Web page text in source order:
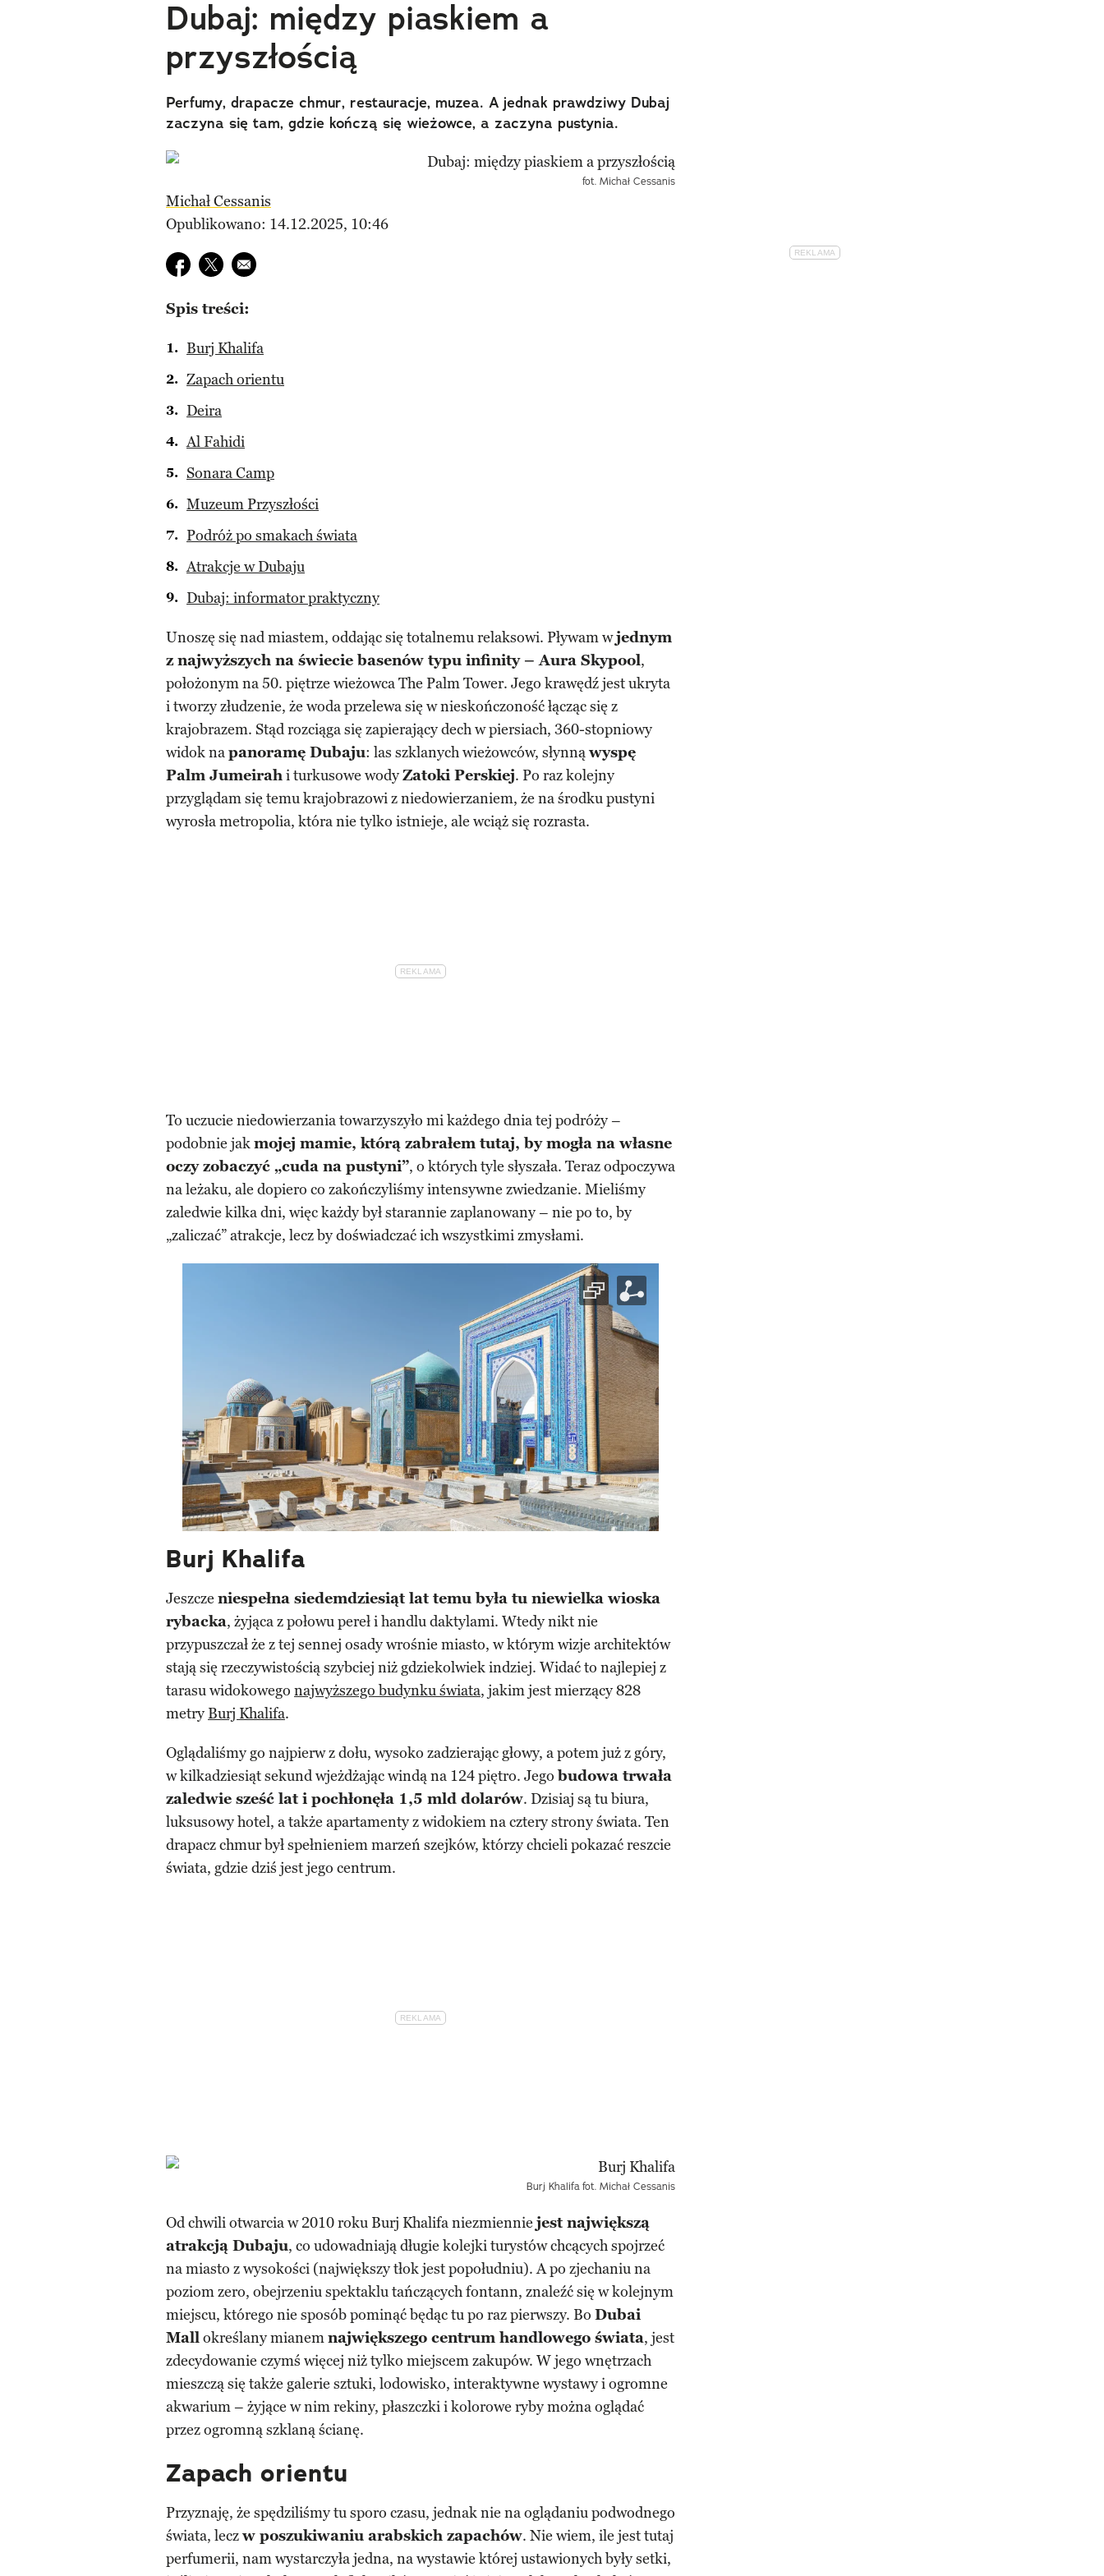
Dubaj: między piaskiem a
przyszłością
Perfumy, drapacze chmur, restauracje, muzea. A jednak prawdziwy Dubaj
zaczyna się tam, gdzie kończą się wieżowce, a zaczyna pustynia.
fot. Michał Cessanis
Michał Cessanis
Opublikowano: 14.12.2025, 10:46
Udostępnij na facebook
Udostępnij na twitter
E-mail do przyjaciela
Spis treści:
Burj Khalifa
Zapach orientu
Deira
Al Fahidi
Sonara Camp
Muzeum Przyszłości
Podróż po smakach świata
Atrakcje w Dubaju
Dubaj: informator praktyczny
Unoszę się nad miastem, oddając się totalnemu relaksowi. Pływam wjednym
z najwyższych na świecie basenów typu infinity – Aura Skypool,
położonym na 50. piętrze wieżowca The Palm Tower. Jego krawędź jest ukryta
i tworzy złudzenie, że woda przelewa się w nieskończoność łącząc się z
krajobrazem. Stąd rozciąga się zapierający dech w piersiach, 360-stopniowy
widok napanoramę Dubaju: las szklanych wieżowców, słynnąwyspę
Palm Jumeirahi turkusowe wodyZatoki Perskiej. Po raz kolejny
przyglądam się temu krajobrazowi z niedowierzaniem, że na środku pustyni
wyrosła metropolia, która nie tylko istnieje, ale wciąż się rozrasta.
To uczucie niedowierzania towarzyszyło mi każdego dnia tej podróży –
podobnie jakmojej mamie, którą zabrałem tutaj, by mogła na własne
oczy zobaczyć „cuda na pustyni”, o których tyle słyszała. Teraz odpoczywa
na leżaku, ale dopiero co zakończyliśmy intensywne zwiedzanie. Mieliśmy
zaledwie kilka dni, więc każdy był starannie zaplanowany – nie po to, by
„zaliczać” atrakcje, lecz by doświadczać ich wszystkimi zmysłami.
Burj Khalifa
Jeszcze niespełna siedemdziesiąt lat temu była tu niewielka wioska
rybacka, żyjąca z połowu pereł i handlu daktylami. Wtedy nikt nie
przypuszczał że z tej sennej osady wrośnie miasto, w którym wizje architektów
stają się rzeczywistością szybciej niż gdziekolwiek indziej. Widać to najlepiej z
tarasu widokowego najwyższego budynku świata, jakim jest mierzący 828
metryBurj Khalifa.
Oglądaliśmy go najpierw z dołu, wysoko zadzierając głowy, a potem już z góry,
w kilkadziesiąt sekund wjeżdżając windą na 124 piętro. Jegobudowa trwała
zaledwie sześć lat i pochłonęła 1,5 mld dolarów. Dzisiaj są tu biura,
luksusowy hotel, a także apartamenty z widokiem na cztery strony świata. Ten
drapacz chmur był spełnieniem marzeń szejków, którzy chcieli pokazać reszcie
świata, gdzie dziś jest jego centrum.
Burj Khalifa fot. Michał Cessanis
Od chwili otwarcia w 2010 roku Burj Khalifa niezmiennie jest największą
atrakcją Dubaju, co udowadniają długie kolejki turystów chcących spojrzeć
na miasto z wysokości (największy tłok jest popołudniu). A po zjechaniu na
poziom zero, obejrzeniu spektaklu tańczących fontann, znaleźć się w kolejnym
miejscu, którego nie sposób pominąć będąc tu po raz pierwszy. Bo Dubai
Mallokreślany mianemnajwiększego centrum handlowego świata, jest
zdecydowanie czymś więcej niż tylko miejscem zakupów. W jego wnętrzach
mieszczą się także galerie sztuki, lodowisko, interaktywne wystawy i ogromne
akwarium – żyjące w nim rekiny, płaszczki i kolorowe ryby można oglądać
przez ogromną szklaną ścianę.
Zapach orientu
Przyznaję, że spędziliśmy tu sporo czasu, jednak nie na oglądaniu podwodnego
świata, leczw poszukiwaniu arabskich zapachów. Nie wiem, ile jest tutaj
perfumerii, nam wystarczyła jedna, na wystawie której ustawionych były setki,